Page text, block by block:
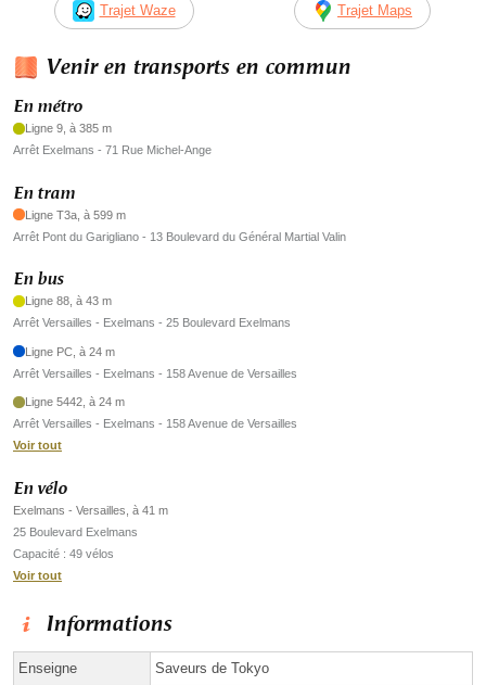
Trajet Waze Trajet Maps
Venir en transports en commun
En métro
Ligne 9, à 385 m
Arrêt Exelmans - 71 Rue Michel-Ange
En tram
Ligne T3a, à 599 m
Arrêt Pont du Garigliano - 13 Boulevard du Général Martial Valin
En bus
Ligne 88, à 43 m
Arrêt Versailles - Exelmans - 25 Boulevard Exelmans
Ligne PC, à 24 m
Arrêt Versailles - Exelmans - 158 Avenue de Versailles
Ligne 5442, à 24 m
Arrêt Versailles - Exelmans - 158 Avenue de Versailles
Voir tout
En vélo
Exelmans - Versailles, à 41 m
25 Boulevard Exelmans
Capacité : 49 vélos
Voir tout
Informations
Enseigne Saveurs de Tokyo